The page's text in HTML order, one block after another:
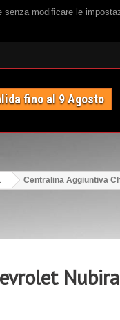
modificare le
fino al 9 Agosto
Centralina Aggiuntiva